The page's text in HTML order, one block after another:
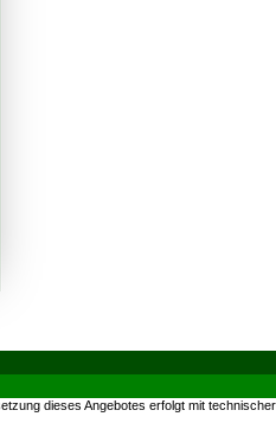
dieses Angebotes erfolgt mit